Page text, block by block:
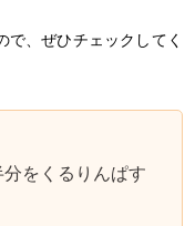
、ぜひチェックしてく
をくるりんぱす